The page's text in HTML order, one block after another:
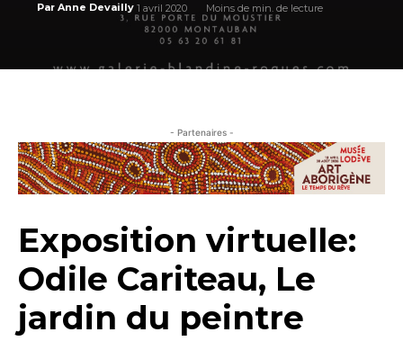
Par Anne Devailly 1 avril 2020 Moins de min. de lecture
- Partenaires -
Exposition virtuelle:
Odile Cariteau, Le
jardin du peintre